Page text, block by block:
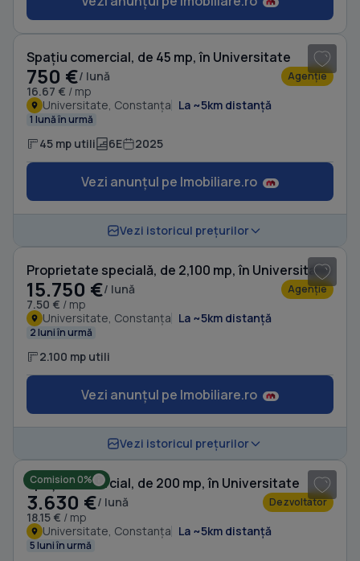
Spațiu comercial, de 45 mp, în Universitate
750 €/ lună
16.67 € / mp
Agenție
Universitate, Constanța La ~5km distanță
1 lună în urmă
45 mp utili 6E 2025
Vezi anunțul pe Imobiliare.ro
Vezi istoricul prețurilor
Proprietate specială, de 2,100 mp, în Universitate
15.750 €/ lună
7.50 € / mp
Agenție
Universitate, Constanța La ~5km distanță
2 luni în urmă
2.100 mp utili
Vezi anunțul pe Imobiliare.ro
Vezi istoricul prețurilor
Comision 0%
Spațiu comercial, de 200 mp, în Universitate
3.630 €/ lună
18.15 € / mp
Dezvoltator
Universitate, Constanța La ~5km distanță
5 luni în urmă